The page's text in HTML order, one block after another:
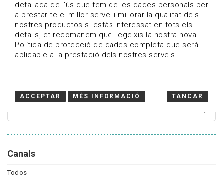
Convocatòries, activitats i notícies del sector de la
cultura.
Canals
Todos
detallada de l'ús que fem de les dades personals per
a prestar-te el millor servei i millorar la qualitat dels
nostres productos.si estàs interessat en tots els
detalls, et recomanem que llegeixis la nostra nova
Política de protecció de dades completa que serà
aplicable a la prestació dels nostres serveis.
ACCEPTAR MÉS INFORMACIÓ TANCAR